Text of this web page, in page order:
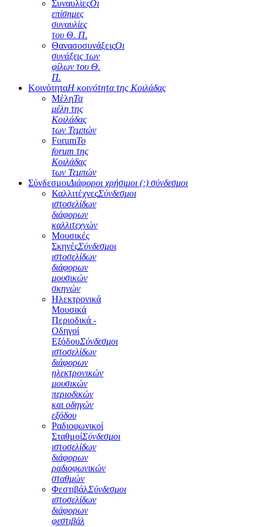
ΣυναυλίεςΟι
επίσημες
συναυλίες
του Θ. Π.
ΘανασοσυνάξειςΟι
συνάξεις των
φίλων του Θ.
Π.
ΚοινότηταΗ κοινότητα της Κοιλάδας
ΜέληΤα
μέλη της
Κοιλάδας
των Τεμπών
ForumΤο
forum της
Κοιλάδας
των Τεμπών
ΣύνδεσμοιΔιάφοροι χρήσιμοι (;) σύνδεσμοι
ΚαλλιτέχνεςΣύνδεσμοι
ιστοσελίδων
διάφορων
καλλιτεχνών
Μουσικές
ΣκηνέςΣύνδεσμοι
ιστοσελίδων
διάφορων
μουσικών
σκηνών
Ηλεκτρονικά
Μουσικά
Περιοδικά -
Οδηγοί
ΕξόδουΣύνδεσμοι
ιστοσελίδων
διάφορων
ηλεκτρονικών
μουσικών
περιοδικών
και οδηγών
εξόδου
Ραδιοφωνικοί
ΣταθμοίΣύνδεσμοι
ιστοσελίδων
διάφορων
ραδιοφωνικών
σταθμών
ΦεστιβάλΣύνδεσμοι
ιστοσελίδων
διάφορων
φεστιβάλ